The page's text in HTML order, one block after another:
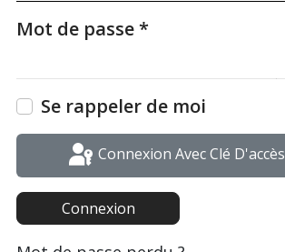
Mot de passe*
Se rappeler de moi
Connexion Avec Clé D'accès
Connexion